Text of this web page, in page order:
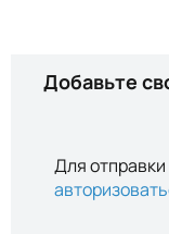
Добавьте
Для